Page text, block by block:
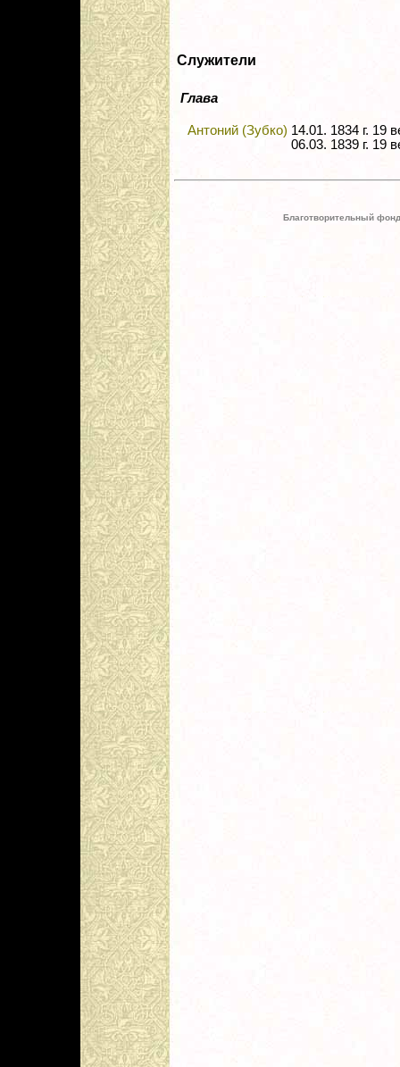
Служители
Глава
Антоний (Зубко) 14.01. 1834 г.
06.03. 1839 г. 19
Благотворительный